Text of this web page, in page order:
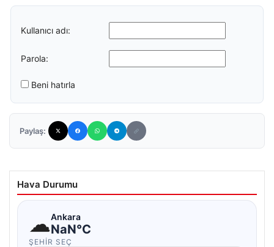
Kullanıcı adı:
Parola:
Beni hatırla
Paylaş:
Hava Durumu
☁Ankara
NaN°C
ŞEHIR SEÇ